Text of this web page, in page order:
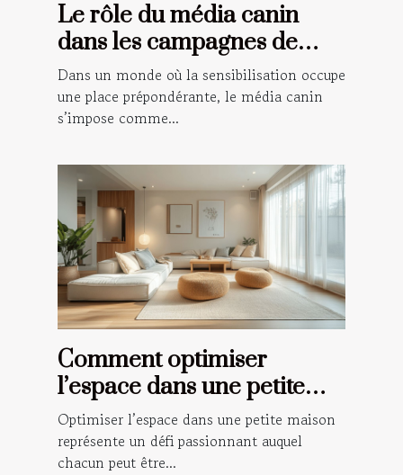
Le rôle du média canin
dans les campagnes de
sensibilisation
Dans un monde où la sensibilisation occupe
une place prépondérante, le média canin
s’impose comme...
Comment optimiser
l’espace dans une petite
maison ?
Optimiser l’espace dans une petite maison
représente un défi passionnant auquel
chacun peut être...